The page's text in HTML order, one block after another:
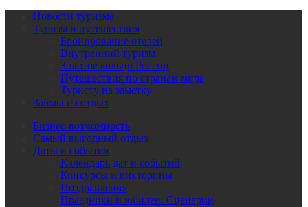
Новости туризма
Туризм и путешествия
Бронирование отелей
Внутренний туризм
Золотое кольцо России
Путешествия по странам мира
Туристу на заметку
Займы на отдых
Бизнес-возможность
Самый выгодный отдых
Даты и события
Календарь дат и событий
Конкурсы и викторины
Поздравления
Праздники и юбилеи. Сценарии